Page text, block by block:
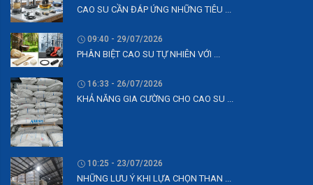
CAO SU CẦN ĐÁP ỨNG NHỮNG TIÊU ...
09:40 - 29/07/2026
PHÂN BIỆT CAO SU TỰ NHIÊN VỚI ...
16:33 - 26/07/2026
KHẢ NĂNG GIA CƯỜNG CHO CAO SU ...
10:25 - 23/07/2026
NHỮNG LƯU Ý KHI LỰA CHỌN THAN ...